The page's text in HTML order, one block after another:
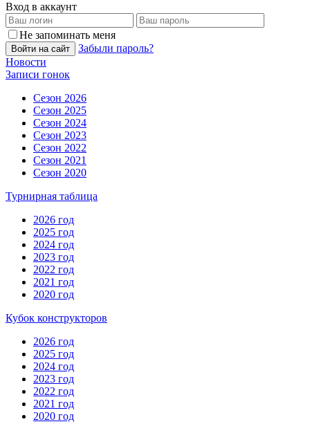
Вход в аккаунт
Не запоминать меня
Войти на сайт
Забыли пароль?
Новости
Записи гонок
Сезон 2026
Сезон 2025
Сезон 2024
Сезон 2023
Сезон 2022
Сезон 2021
Сезон 2020
Турнирная таблица
2026 год
2025 год
2024 год
2023 год
2022 год
2021 год
2020 год
Кубок конструкторов
2026 год
2025 год
2024 год
2023 год
2022 год
2021 год
2020 год